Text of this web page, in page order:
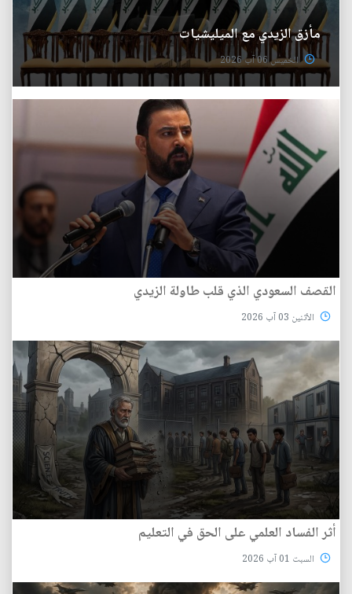
مأزق الزيدي مع الميليشيات
الخميس 06 آب 2026
القصف السعودي الذي قلب طاولة الزيدي
الأثنين 03 آب 2026
أثر الفساد العلمي على الحق في التعليم
السبت 01 آب 2026